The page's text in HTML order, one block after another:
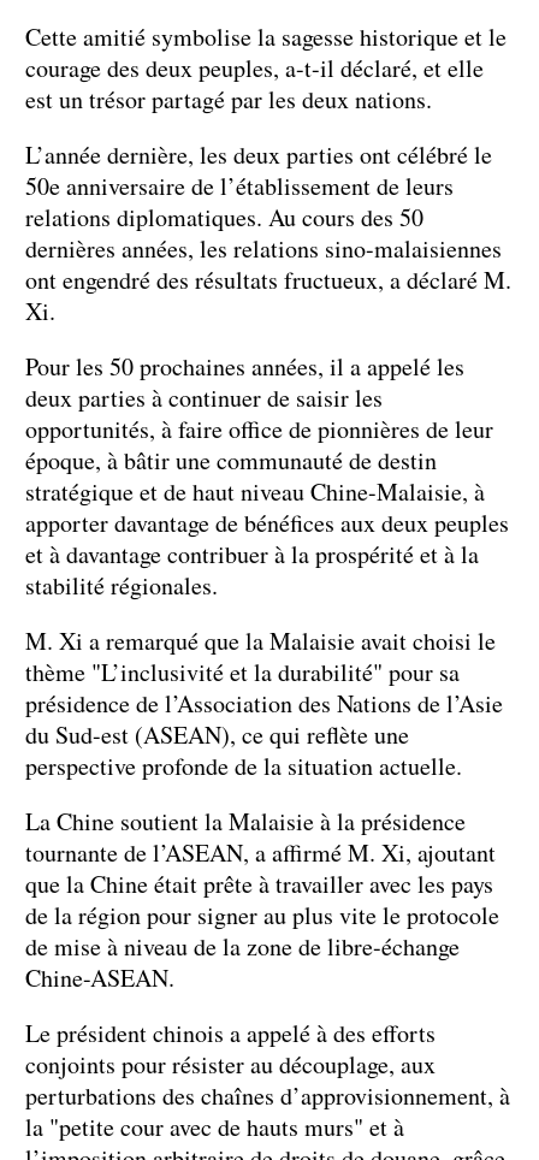
Cette amitié symbolise la sagesse historique et le
courage des deux peuples, a-t-il déclaré, et elle
est un trésor partagé par les deux nations.
L’année dernière, les deux parties ont célébré le
50e anniversaire de l’établissement de leurs
relations diplomatiques. Au cours des 50
dernières années, les relations sino-malaisiennes
ont engendré des résultats fructueux, a déclaré M.
Xi.
Pour les 50 prochaines années, il a appelé les
deux parties à continuer de saisir les
opportunités, à faire office de pionnières de leur
époque, à bâtir une communauté de destin
stratégique et de haut niveau Chine-Malaisie, à
apporter davantage de bénéfices aux deux peuples
et à davantage contribuer à la prospérité et à la
stabilité régionales.
M. Xi a remarqué que la Malaisie avait choisi le
thème "L’inclusivité et la durabilité" pour sa
présidence de l’Association des Nations de l’Asie
du Sud-est (ASEAN), ce qui reflète une
perspective profonde de la situation actuelle.
La Chine soutient la Malaisie à la présidence
tournante de l’ASEAN, a affirmé M. Xi, ajoutant
que la Chine était prête à travailler avec les pays
de la région pour signer au plus vite le protocole
de mise à niveau de la zone de libre-échange
Chine-ASEAN.
Le président chinois a appelé à des efforts
conjoints pour résister au découplage, aux
perturbations des chaînes d’approvisionnement, à
la "petite cour avec de hauts murs" et à